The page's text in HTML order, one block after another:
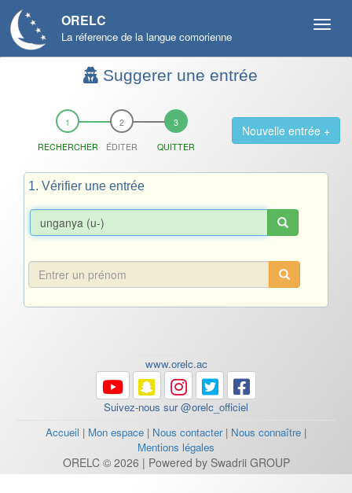
ORELC
La réference de la langue comorienne
Suggerer une entrée
RECHERCHER ÉDITER QUITTER
Nouvelle entrée +
1. Vérifier une entrée
www.orelc.ac
Suivez-nous sur @orelc_officiel
Accueil | Mon espace | Nous contacter| Nous connaître |
Mentions légales
ORELC © 2026 | Powered by Swadrii GROUP